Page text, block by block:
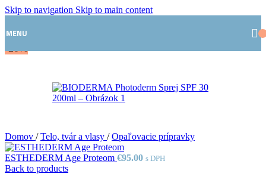
Skip to navigation Skip to main content
MENU
-20%
Domov / Telo, tvár a vlasy / Opaľovacie prípravky
ESTHEDERM Age Proteom €95.00 s DPH
Back to products